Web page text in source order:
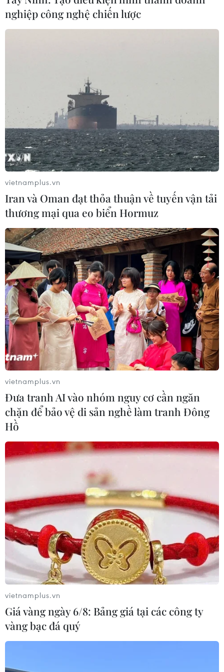
nghiệp công nghệ chiến lược
vietnamplus.vn
Iran và Oman đạt thỏa thuận về tuyến vận tải
thương mại qua eo biển Hormuz
vietnamplus.vn
Đưa tranh AI vào nhóm nguy cơ cần ngăn
chặn để bảo vệ di sản nghề làm tranh Đông
Hồ
vietnamplus.vn
Giá vàng ngày 6/8: Bảng giá tại các công ty
vàng bạc đá quý